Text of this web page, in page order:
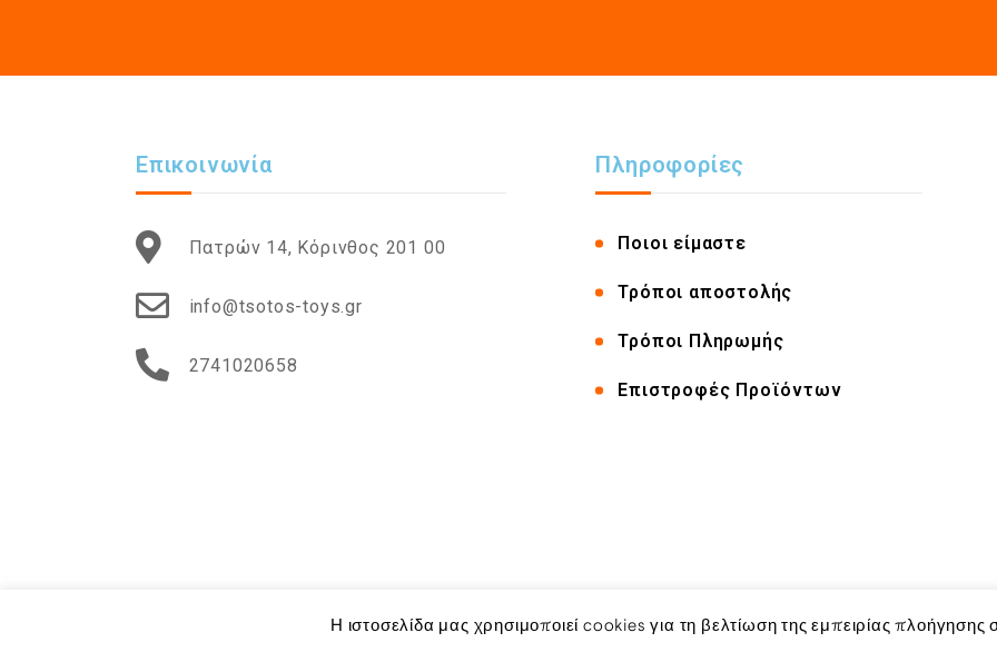
Επικοινωνία
Πατρών 14, Κόρινθος 201 00
info@tsotos-toys.gr
2741020658
Πληροφορίες
Ποιοι είμαστε
Τρόποι αποστολής
Τρόποι Πληρωμής
Επιστροφές Προϊόντων
Copyright © 2020 Tsotos-Toys.gr - Powered by
Αριθμός ΓΕΜΗ: 115462937000
Η ιστοσελίδα μας χρησιμοποιεί cookies για τη βελτίωση της εμπειρίας πλοήγησης